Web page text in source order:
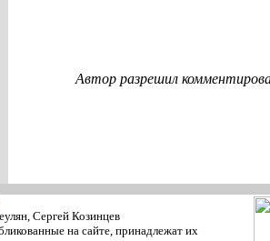
Автор разрешил
Сергей Козинцев
на сайте, принадлежат их